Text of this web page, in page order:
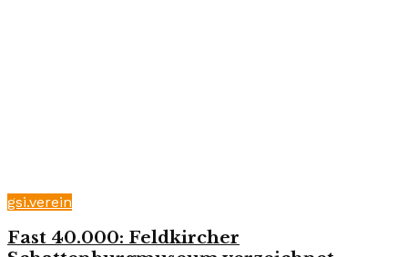
gsi.verein
Fast 40.000: Feldkircher